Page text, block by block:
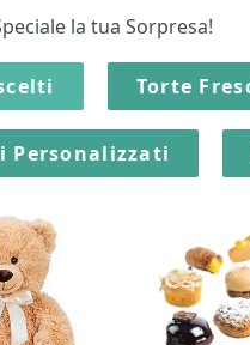
la tua Sorpresa!
Torte
Personalizzati